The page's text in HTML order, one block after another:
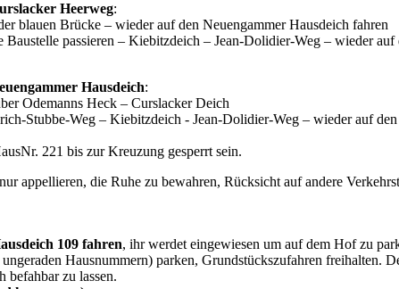
Heerweg:
blauen Brücke – wieder auf den Neuengammer Hausdeich fahren
passieren – Kiebitzdeich – Jean-Dolidier-Weg – wieder auf
Hausdeich:
Odemanns Heck – Curslacker Deich
Stubbe-Weg – Kiebitzdeich - Jean-Dolidier-Weg – wieder auf
221 bis zur Kreuzung gesperrt sein.
appellieren, die Ruhe zu bewahren, Rücksicht auf andere
109 fahren, ihr werdet eingewiesen um auf dem Hof zu
Hausnummern) parken, Grundstückszufahren freihalten.
befahbar zu lassen.